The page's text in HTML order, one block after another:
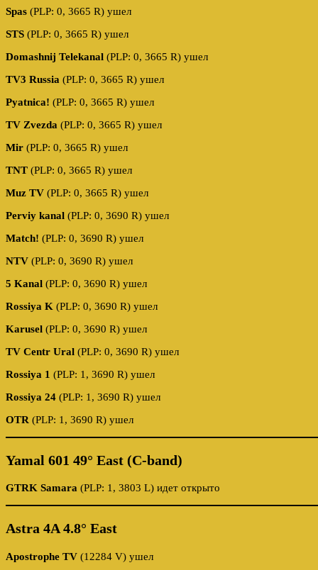
Spas (PLP: 0, 3665 R) ушел
STS (PLP: 0, 3665 R) ушел
Domashnij Telekanal (PLP: 0, 3665 R) ушел
TV3 Russia (PLP: 0, 3665 R) ушел
Pyatnica! (PLP: 0, 3665 R) ушел
TV Zvezda (PLP: 0, 3665 R) ушел
Mir (PLP: 0, 3665 R) ушел
TNT (PLP: 0, 3665 R) ушел
Muz TV (PLP: 0, 3665 R) ушел
Perviy kanal (PLP: 0, 3690 R) ушел
Match! (PLP: 0, 3690 R) ушел
NTV (PLP: 0, 3690 R) ушел
5 Kanal (PLP: 0, 3690 R) ушел
Rossiya K (PLP: 0, 3690 R) ушел
Karusel (PLP: 0, 3690 R) ушел
TV Centr Ural (PLP: 0, 3690 R) ушел
Rossiya 1 (PLP: 1, 3690 R) ушел
Rossiya 24 (PLP: 1, 3690 R) ушел
OTR (PLP: 1, 3690 R) ушел
Yamal 601 49° East (C-band)
GTRK Samara (PLP: 1, 3803 L) идет открыто
Astra 4A 4.8° East
Apostrophe TV (12284 V) ушел